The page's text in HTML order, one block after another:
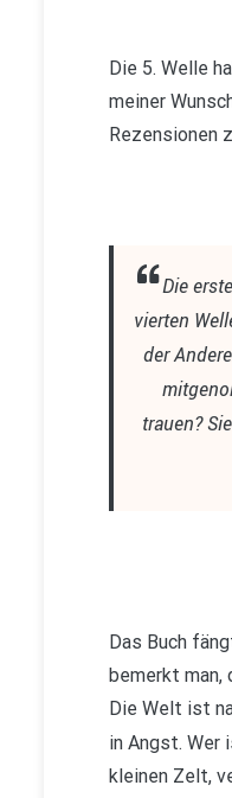
Die 5. Welle
meiner
Rezensionen
Die
vierten
der
trauen?
Das Buch
bemerkt man,
Die Welt ist
in Angst. Wer
kleinen Zelt,